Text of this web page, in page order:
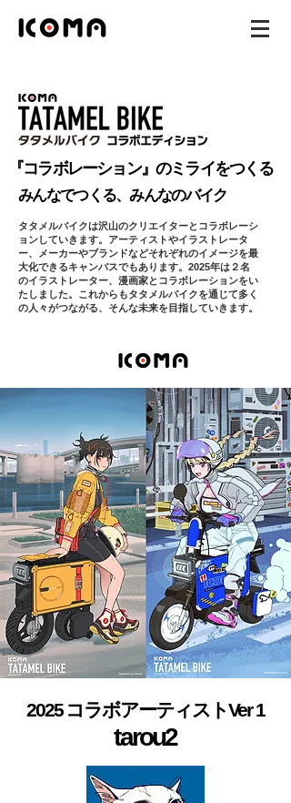
『コラボレーション』のミライをつくる
みんなでつくる、みんなのバイク
タタメルバイクは沢山のクリエイターとコラボレーシ
ョンしていきます。アーティストやイラストレータ
ー、メーカーやブランドなどそれぞれのイメージを最
大化できるキャンバスでもあります。2025年は２名
のイラストレーター、漫画家とコラボレーションをい
たしました。これからもタタメルバイクを通じて多く
の人々がつながる、そんな未来を目指していきます。
2025 コラボアーティストVer 1
tarou2